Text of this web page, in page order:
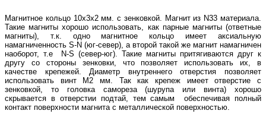
Магнитное кольцо 10х3х2 мм. с зенковкой. Магнит из N33 материала.
Такие магниты хорошо использовать, как парные магниты (ответные
магниты), т.к. одно магнитное кольцо имеет аксиальную
намагниченность S-N (юг-север), а второй такой же магнит намагничен
наоборот, т.е N-S (север-юг). Такие магниты притягиваются друг к
другу со стороны зенковки, что позволяет использовать их, в
качестве крепежей. Диаметр внутреннего отверстия позволяет
использовать винт М2 мм. Так как крепеж имеет отверстие с
зенковкой, то головка самореза (шурупа или винта) хорошо
скрывается в отверстии подтай, тем самым обеспечивая полный
контакт поверхности магнита с металлической поверхностью.